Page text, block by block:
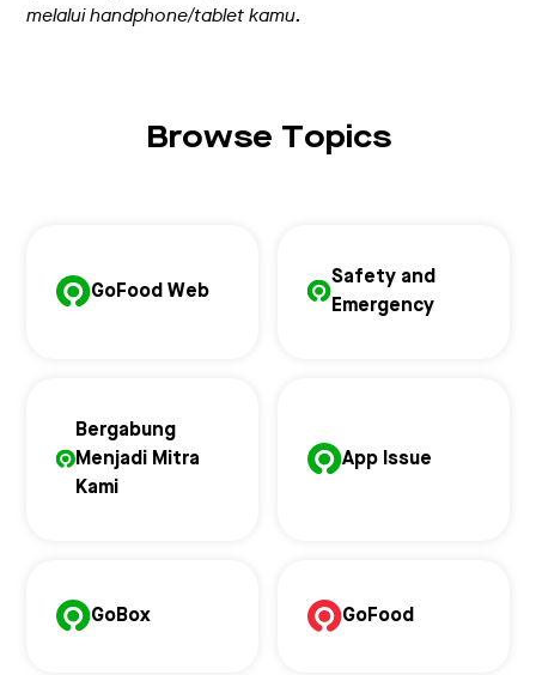
melalui handphone/tablet kamu.
Browse Topics
GoFood Web
Safety and
Emergency
Bergabung
Menjadi Mitra
Kami
App Issue
GoBox GoFood